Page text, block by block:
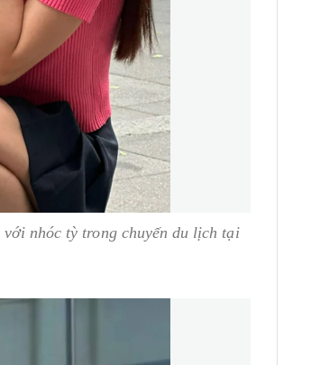
nhóc tỳ trong chuyến du lịch tại